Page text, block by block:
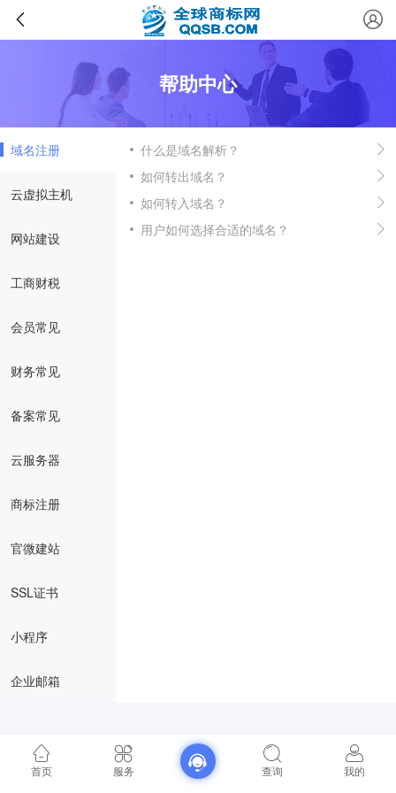
帮助中心
域名注册
云虚拟主机
网站建设
工商财税
会员常见
财务常见
备案常见
云服务器
商标注册
官微建站
SSL证书
小程序
企业邮箱
什么是域名解析？
如何转出域名？
如何转入域名？
用户如何选择合适的域名？
首页 服务 查询 我的